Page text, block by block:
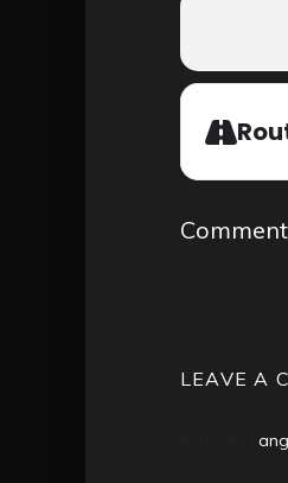
Comment
LEAVE A